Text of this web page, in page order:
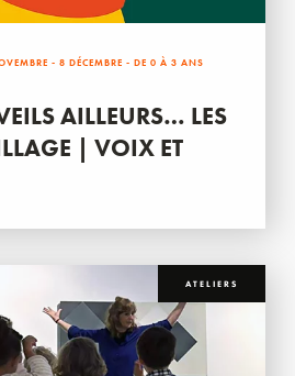
- 8 DÉCEMBRE - DE 0 À 3 ANS
AILLEURS… LES
| VOIX ET
ATELIERS